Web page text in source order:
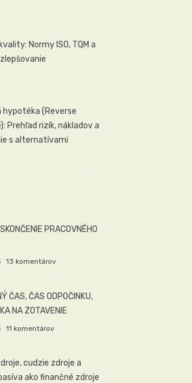
Normy ISO, TQM a
hypotéka (Reverse
Prehľad rizík, nákladov a
s alternatívami
PRACOVNÉHO
13 komentárov
ČAS, ČAS ODPOČINKU,
NA ZOTAVENIE
11 komentárov
cudzie zdroje a
ako finančné zdroje